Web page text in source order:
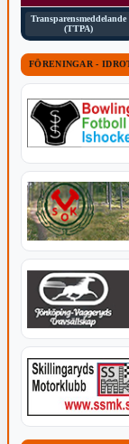
Transparensmeddelande
(TTPA)
FÖRENINGAR -